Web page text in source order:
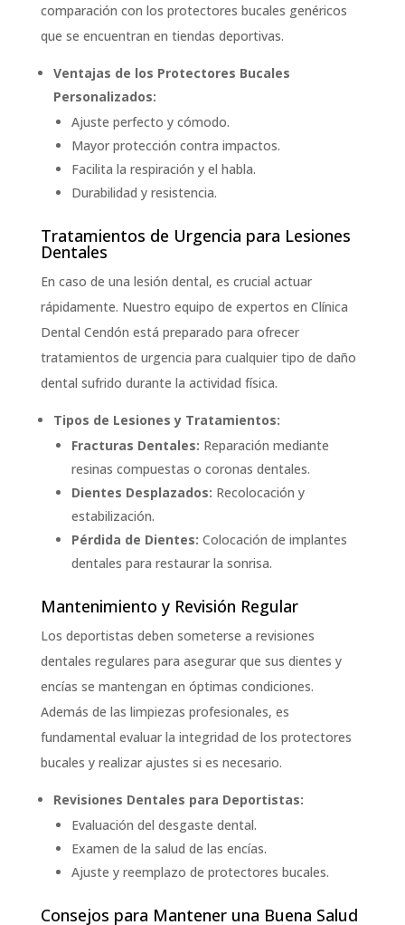
comparación con los protectores bucales genéricos
que se encuentran en tiendas deportivas.
Ventajas de los Protectores Bucales
Personalizados:
Ajuste perfecto y cómodo.
Mayor protección contra impactos.
Facilita la respiración y el habla.
Durabilidad y resistencia.
Tratamientos de Urgencia para Lesiones
Dentales
En caso de una lesión dental, es crucial actuar
rápidamente. Nuestro equipo de expertos en Clínica
Dental Cendón está preparado para ofrecer
tratamientos de urgencia para cualquier tipo de daño
dental sufrido durante la actividad física.
Tipos de Lesiones y Tratamientos:
Fracturas Dentales: Reparación mediante
resinas compuestas o coronas dentales.
Dientes Desplazados: Recolocación y
estabilización.
Pérdida de Dientes: Colocación de implantes
dentales para restaurar la sonrisa.
Mantenimiento y Revisión Regular
Los deportistas deben someterse a revisiones
dentales regulares para asegurar que sus dientes y
encías se mantengan en óptimas condiciones.
Además de las limpiezas profesionales, es
fundamental evaluar la integridad de los protectores
bucales y realizar ajustes si es necesario.
Revisiones Dentales para Deportistas:
Evaluación del desgaste dental.
Examen de la salud de las encías.
Ajuste y reemplazo de protectores bucales.
Consejos para Mantener una Buena Salud